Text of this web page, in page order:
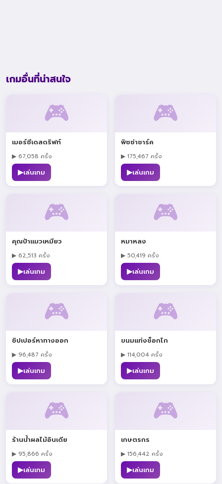
เกมอื่นที่น่าสนใจ
🎮
เมอร์ซีเดสดริฟท์
▶ 67,058 ครั้ง
▶เล่นเกม
🎮
พิซซ่าชาร์ค
▶ 175,467 ครั้ง
▶เล่นเกม
🎮
คุณป้าแมวเหมียว
▶ 62,513 ครั้ง
▶เล่นเกม
🎮
หมาหลง
▶ 50,419 ครั้ง
▶เล่นเกม
🎮
ซิปเปอร์หาทางออก
▶ 96,487 ครั้ง
▶เล่นเกม
🎮
ขนมแท่งช็อกโก
▶ 114,004 ครั้ง
▶เล่นเกม
🎮
ร้านน้ำผลไม้อินเดีย
▶ 95,866 ครั้ง
▶เล่นเกม
🎮
เกษตรกร
▶ 156,442 ครั้ง
▶เล่นเกม